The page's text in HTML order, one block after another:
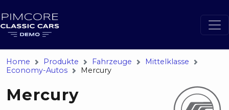
Home Produkte Fahrzeuge
Mittelklasse
Economy-Autos
Mercury
Mercury